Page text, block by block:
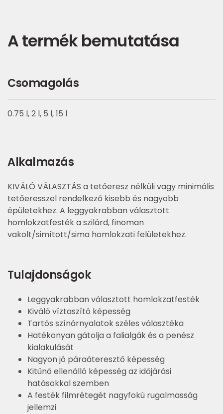
A termék bemutatása
Csomagolás
0.75 l, 2 l, 5 l, 15 l
Alkalmazás
KIVÁLÓ VÁLASZTÁS a tetőeresz nélküli vagy minimális
tetőeresszel rendelkező kisebb és nagyobb
épületekhez. A leggyakrabban választott
homlokzatfesték a szilárd, finoman
vakolt/simított/sima homlokzati felületekhez.
Tulajdonságok
Leggyakrabban választott homlokzatfesték
Kiváló víztaszító képesség
Tartós színárnyalatok széles választéka
Hatékonyan gátolja a falialgák és a penész
kialakulását
Nagyon jó páraáteresztő képesség
Kitűnő ellenálló képesség az időjárási
hatásokkal szemben
A festék filmrétegét nagyfokú rugalmasság
jellemzi